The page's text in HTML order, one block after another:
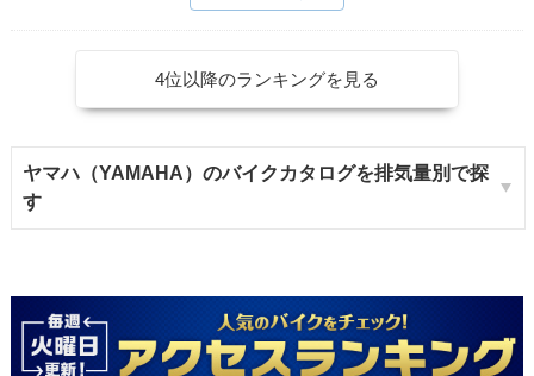
4位以降のランキングを見る
ヤマハ（YAMAHA）のバイクカタログを排気量別で探
す